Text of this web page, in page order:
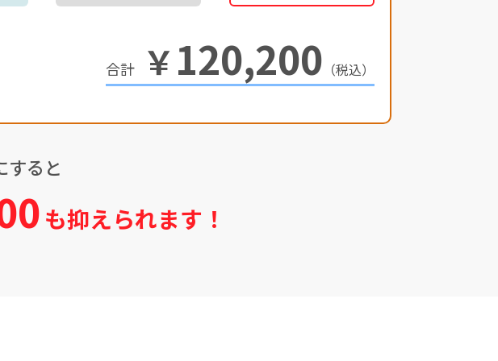
￥120,200 （税込）
すると
も抑えられます！